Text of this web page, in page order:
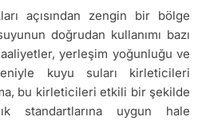
açısından zengin bir bölge
doğrudan kullanımı bazı
yerleşim yoğunluğu ve
kuyu suları kirleticileri
bu kirleticileri etkili bir şekilde
standartlarına uygun hale